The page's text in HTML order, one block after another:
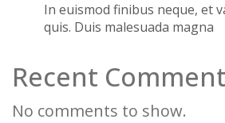
In euismod finibus neque, et
quis. Duis malesuada magna
Recent
No comments to show.